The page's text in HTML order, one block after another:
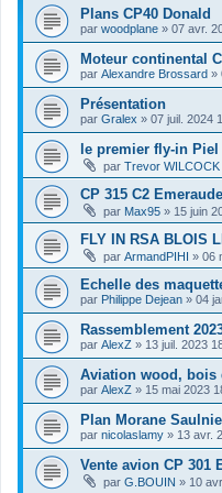
Plans CP40 Donald
par woodplane » 07 avr.
Moteur continental
par Alexandre Brossard »
Présentation
par Gralex » 07 juil. 2024
le premier fly-in Piel
par Trevor WILCOCK
CP 315 C2
par Max95 » 15 juin
FLY IN RSA BLOIS
par ArmandPIHI » 06
Echelle des
par Philippe Dejean » 04
Rassemblement
par AlexZ » 13 juil. 2023
Aviation wood, bois
par AlexZ » 15 mai 2023
Plan Morane
par nicolaslamy » 13 avr.
Vente avion CP 301
par G.BOUIN » 10